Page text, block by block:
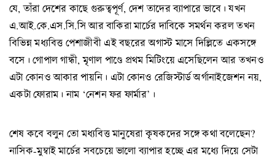
যে, তাঁরা দেশের কাছে গুরুত্বপূর্ণ, দেশ তাদের ব্যাপারে ভাবে। যখন
এ.আই.কে.এস.সি.সি আর বাকিরা মার্চের দাবিকে সমর্থন করল তখন
বিভিন্ন মধ্যবিত্ত পেশাজীবী এই বছরের অগাস্ট মাসে দিল্লিতে একসঙ্গে
বসে। গোপাল গান্ধী, মৃণাল পাণ্ডে প্রথম মিটিংয়ে এসেছিলেন আর তখনও
এটা কোনও আকার পায়নি। এটা কোনও রেজিস্টার্ড অর্গানাইজেশন নয়,
একটা ফোরাম। নাম ‘নেশন ফর ফার্মার’।
শেষ কবে বলুন তো মধ্যবিত্ত মানুষেরা কৃষকদের সঙ্গে কথা বলেছেন?
নাসিক-মুম্বাই মার্চের সবচেয়ে ভালো ব্যাপার হচ্ছে এর মধ্যে দিয়ে সেটা